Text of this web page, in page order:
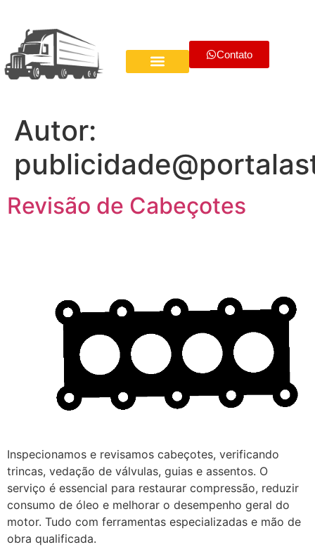
Contato
Autor:
Revisão de Cabeçotes
Inspecionamos e revisamos cabeçotes, verificando
trincas, vedação de válvulas, guias e assentos. O
serviço é essencial para restaurar compressão, reduzir
consumo de óleo e melhorar o desempenho geral do
motor. Tudo com ferramentas especializadas e mão de
obra qualificada.